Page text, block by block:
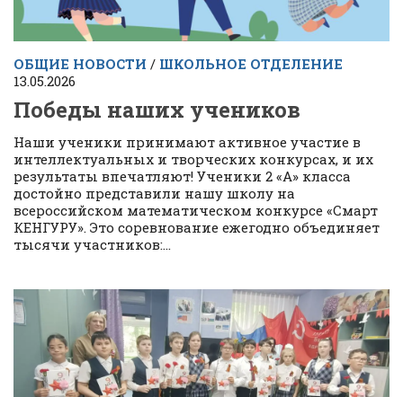
ОБЩИЕ НОВОСТИ / ШКОЛЬНОЕ ОТДЕЛЕНИЕ
13.05.2026
Победы наших учеников
Наши ученики принимают активное участие в
интеллектуальных и творческих конкурсах, и их
результаты впечатляют! Ученики 2 «А» класса
достойно представили нашу школу на
всероссийском математическом конкурсе «Смарт
КЕНГУРУ». Это соревнование ежегодно объединяет
тысячи участников:...